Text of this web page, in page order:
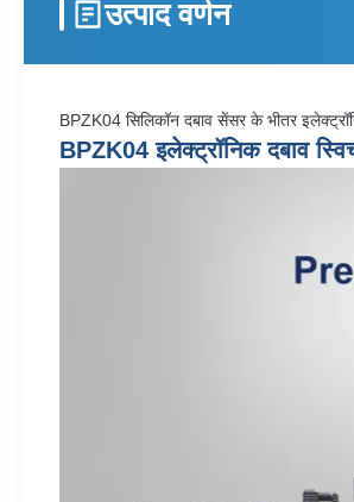
उत्पाद वर्णन
BPZK04 सिलिकॉन दबाव सेंसर के भीतर
BPZK04 इलेक्ट्रॉनिक दबाव